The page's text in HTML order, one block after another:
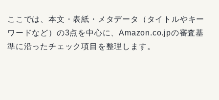
ここでは、本文・表紙・メタデータ（タイトルやキー
ワードなど）の3点を中心に、Amazon.co.jpの審査基
準に沿ったチェック項目を整理します。